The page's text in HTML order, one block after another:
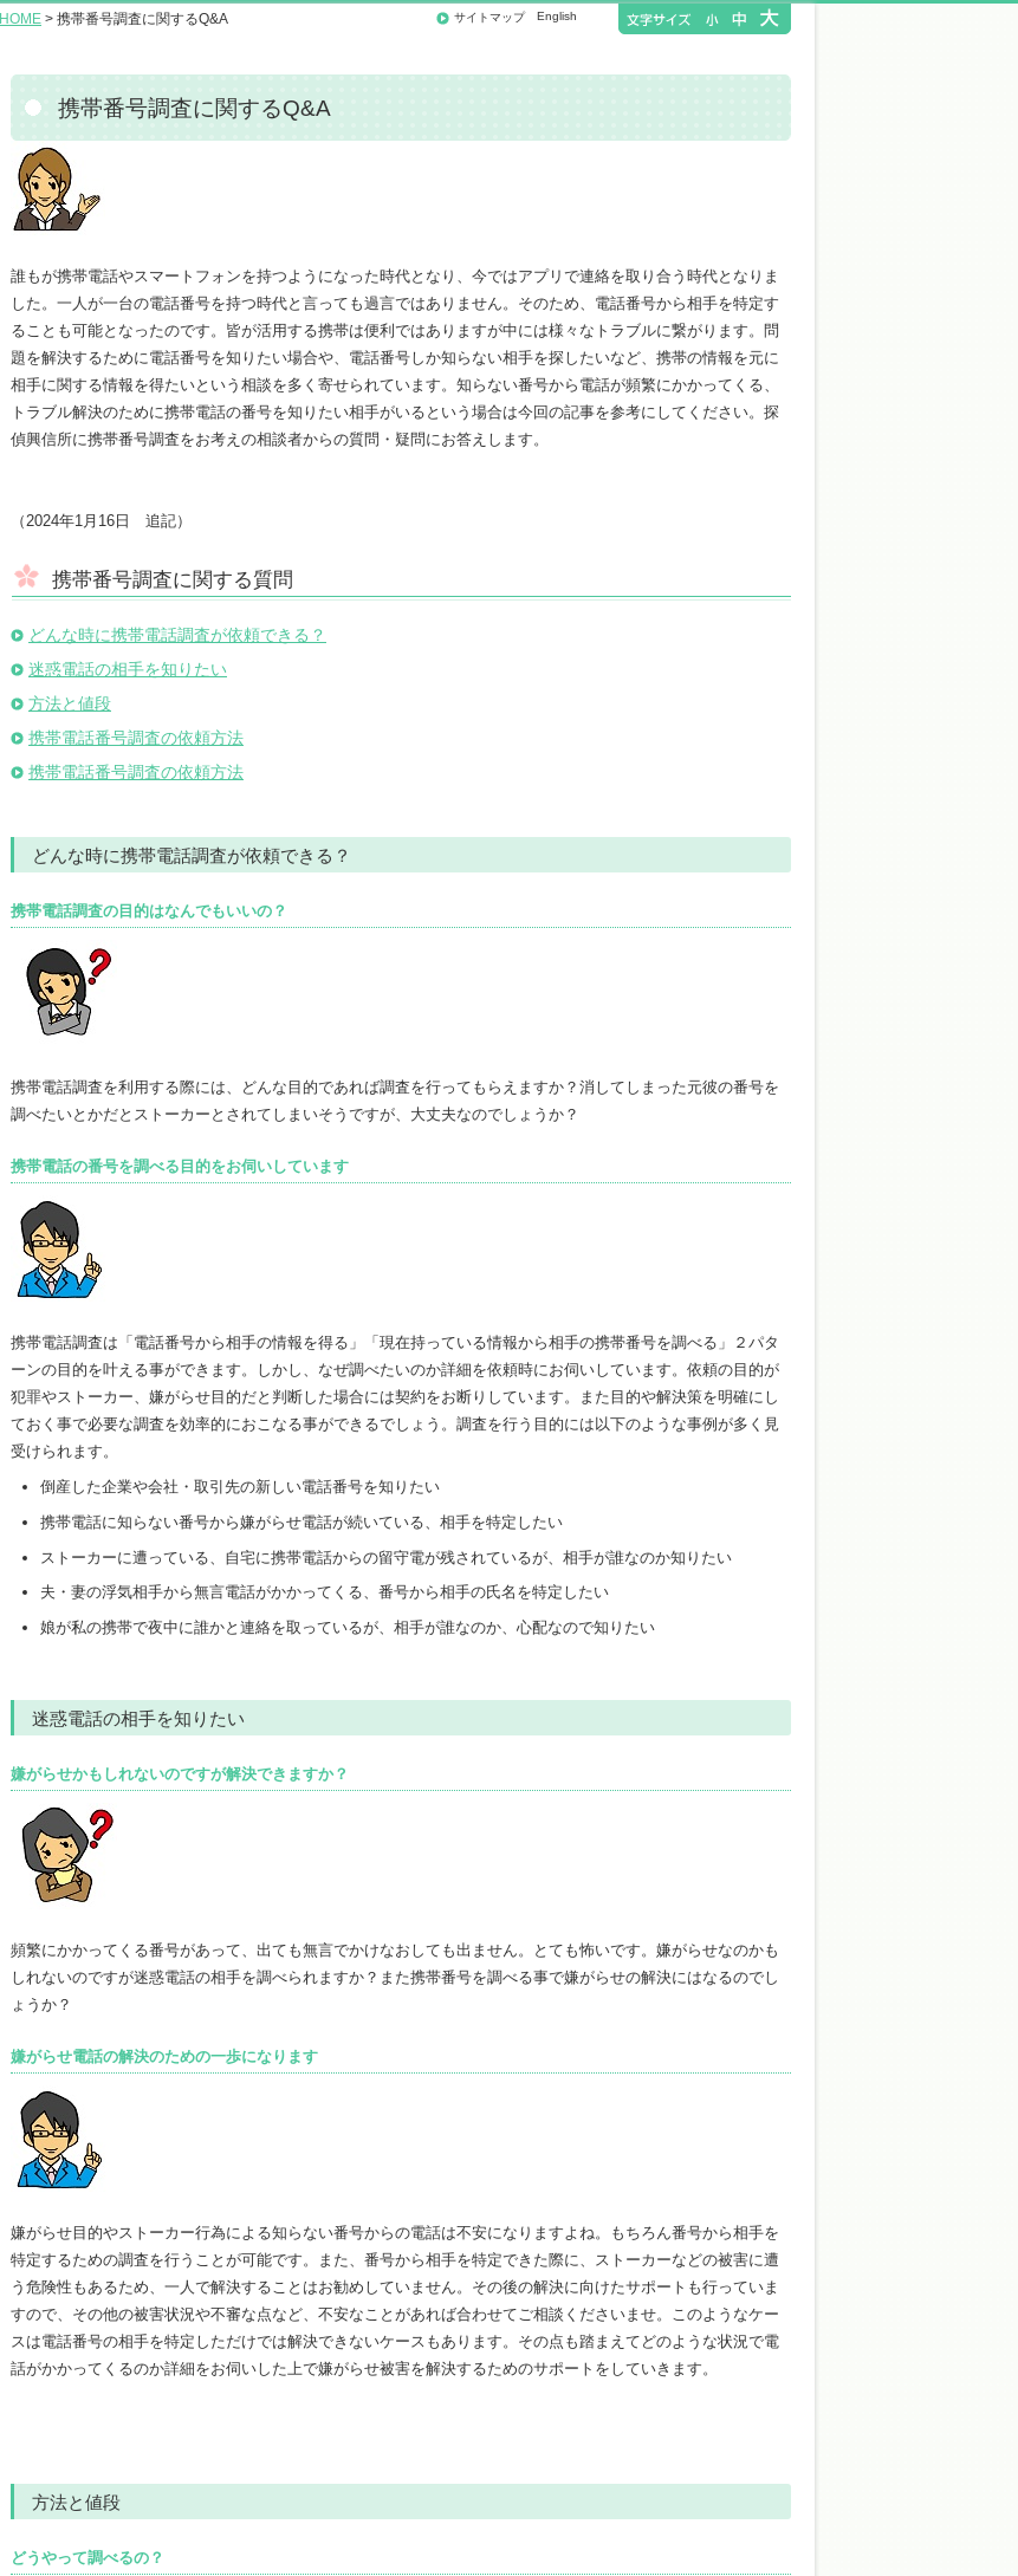
携帯番号調査に関するQ&A
誰もが携帯電話やスマートフォンを持つようになった時代となり、今ではアプリで連絡を取り合う時代となりま
した。一人が一台の電話番号を持つ時代と言っても過言ではありません。そのため、電話番号から相手を特定す
ることも可能となったのです。皆が活用する携帯は便利ではありますが中には様々なトラブルに繋がります。問
題を解決するために電話番号を知りたい場合や、電話番号しか知らない相手を探したいなど、携帯の情報を元に
相手に関する情報を得たいという相談を多く寄せられています。知らない番号から電話が頻繁にかかってくる、
トラブル解決のために携帯電話の番号を知りたい相手がいるという場合は今回の記事を参考にしてください。探
偵興信所に携帯番号調査をお考えの相談者からの質問・疑問にお答えします。
（2024年1月16日 追記）
携帯番号調査に関する質問
どんな時に携帯電話調査が依頼できる？
迷惑電話の相手を知りたい
方法と値段
携帯電話番号調査の依頼方法
携帯電話番号調査の依頼方法
どんな時に携帯電話調査が依頼できる？
携帯電話調査の目的はなんでもいいの？
携帯電話調査を利用する際には、どんな目的であれば調査を行ってもらえますか？消してしまった元彼の番号を
調べたいとかだとストーカーとされてしまいそうですが、大丈夫なのでしょうか？
携帯電話の番号を調べる目的をお伺いしています
携帯電話調査は「電話番号から相手の情報を得る」「現在持っている情報から相手の携帯番号を調べる」２パタ
ーンの目的を叶える事ができます。しかし、なぜ調べたいのか詳細を依頼時にお伺いしています。依頼の目的が
犯罪やストーカー、嫌がらせ目的だと判断した場合には契約をお断りしています。また目的や解決策を明確にし
ておく事で必要な調査を効率的におこなる事ができるでしょう。調査を行う目的には以下のような事例が多く見
受けられます。
倒産した企業や会社・取引先の新しい電話番号を知りたい
携帯電話に知らない番号から嫌がらせ電話が続いている、相手を特定したい
ストーカーに遭っている、自宅に携帯電話からの留守電が残されているが、相手が誰なのか知りたい
夫・妻の浮気相手から無言電話がかかってくる、番号から相手の氏名を特定したい
娘が私の携帯で夜中に誰かと連絡を取っているが、相手が誰なのか、心配なので知りたい
迷惑電話の相手を知りたい
嫌がらせかもしれないのですが解決できますか？
頻繁にかかってくる番号があって、出ても無言でかけなおしても出ません。とても怖いです。嫌がらせなのかも
しれないのですが迷惑電話の相手を調べられますか？また携帯番号を調べる事で嫌がらせの解決にはなるのでし
ょうか？
嫌がらせ電話の解決のための一歩になります
嫌がらせ目的やストーカー行為による知らない番号からの電話は不安になりますよね。もちろん番号から相手を
特定するための調査を行うことが可能です。また、番号から相手を特定できた際に、ストーカーなどの被害に遭
う危険性もあるため、一人で解決することはお勧めしていません。その後の解決に向けたサポートも行っていま
すので、その他の被害状況や不審な点など、不安なことがあれば合わせてご相談くださいませ。このようなケー
スは電話番号の相手を特定しただけでは解決できないケースもあります。その点も踏まえてどのような状況で電
話がかかってくるのか詳細をお伺いした上で嫌がらせ被害を解決するためのサポートをしていきます。
方法と値段
どうやって調べるの？
HOME > 携帯番号調査に関するQ&A サイトマップ English